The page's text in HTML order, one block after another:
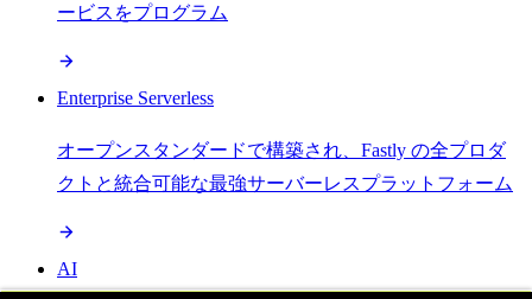
ービスをプログラム
Enterprise Serverless
オープンスタンダードで構築され、Fastly の全プロダ
クトと統合可能な最強サーバーレスプラットフォーム
AI